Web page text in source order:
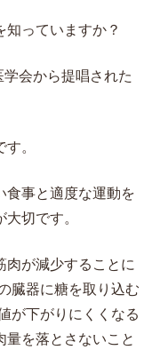
っていますか？
会から提唱された
。
食事と適度な運動を
切です。
肉が減少することに
臓器に糖を取り込む
が下がりにくくなる
を落とさないこと